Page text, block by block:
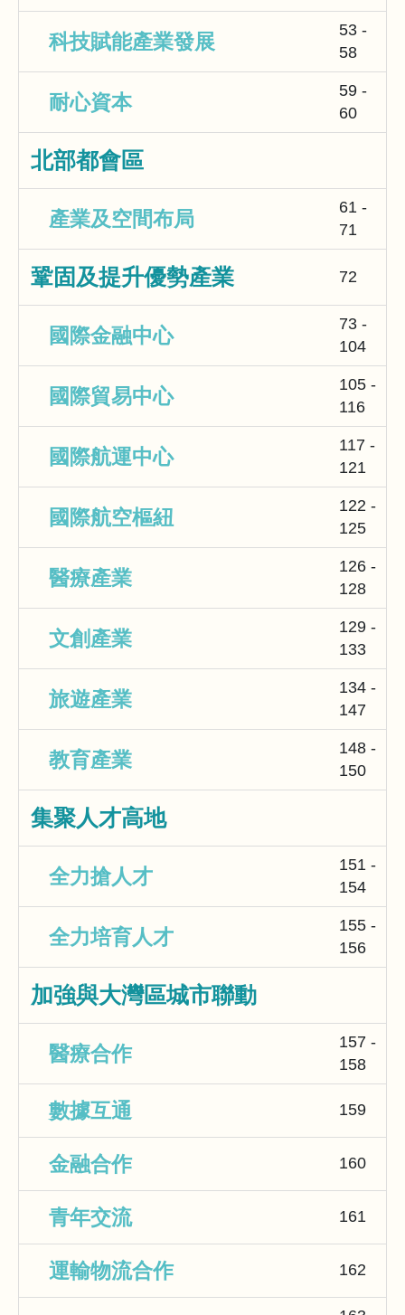
科技賦能產業發展
53 -
58
耐心資本
59 -
60
北部都會區
產業及空間布局
61 -
71
鞏固及提升優勢產業 72
國際金融中心
73 -
104
國際貿易中心
105 -
116
國際航運中心
117 -
121
國際航空樞紐
122 -
125
醫療產業
126 -
128
文創產業
129 -
133
旅遊產業
134 -
147
教育產業
148 -
150
集聚人才高地
全力搶人才
151 -
154
全力培育人才
155 -
156
加強與大灣區城市聯動
醫療合作
157 -
158
數據互通 159
金融合作 160
青年交流 161
運輸物流合作 162